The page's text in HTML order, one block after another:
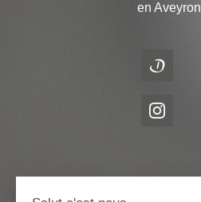
en Aveyron